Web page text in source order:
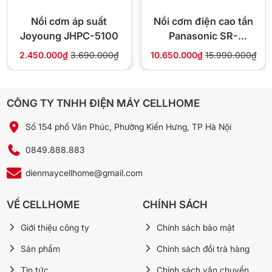
Nồi cơm áp suất
Joyoung JHPC-5100
2.450.000₫ 3.690.000₫
Nồi cơm điện cao tần
Panasonic SR-
HB184KRA dung tích
10.650.000₫ 15.990.000₫
CÔNG TY TNHH ĐIỆN MÁY CELLHOME
Số 154 phố Văn Phúc, Phường Kiến Hưng, TP Hà Nội
0849.888.883
dienmaycellhome@gmail.com
VỀ CELLHOME
Giới thiệu công ty
Sản phẩm
Tin tức
CHÍNH SÁCH
Chính sách bảo mật
Chính sách đổi trả hàng
Chính sách vận chuyển